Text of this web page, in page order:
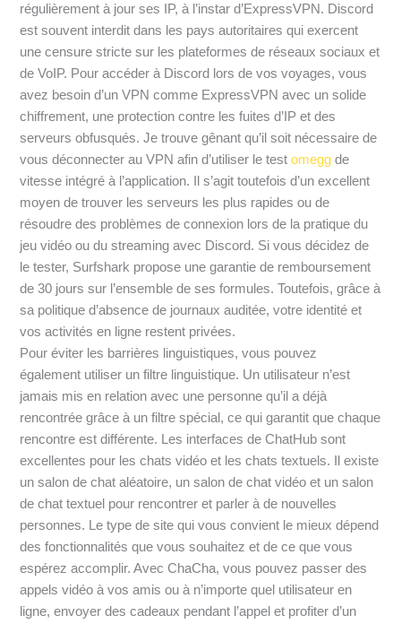
régulièrement à jour ses IP, à l’instar d’ExpressVPN. Discord
est souvent interdit dans les pays autoritaires qui exercent
une censure stricte sur les plateformes de réseaux sociaux et
de VoIP. Pour accéder à Discord lors de vos voyages, vous
avez besoin d’un VPN comme ExpressVPN avec un solide
chiffrement, une protection contre les fuites d’IP et des
serveurs obfusqués. Je trouve gênant qu’il soit nécessaire de
vous déconnecter au VPN afin d’utiliser le testomegg de
vitesse intégré à l’application. Il s’agit toutefois d’un excellent
moyen de trouver les serveurs les plus rapides ou de
résoudre des problèmes de connexion lors de la pratique du
jeu vidéo ou du streaming avec Discord. Si vous décidez de
le tester, Surfshark propose une garantie de remboursement
de 30 jours sur l’ensemble de ses formules. Toutefois, grâce à
sa politique d’absence de journaux auditée, votre identité et
vos activités en ligne restent privées.
Pour éviter les barrières linguistiques, vous pouvez
également utiliser un filtre linguistique. Un utilisateur n’est
jamais mis en relation avec une personne qu’il a déjà
rencontrée grâce à un filtre spécial, ce qui garantit que chaque
rencontre est différente. Les interfaces de ChatHub sont
excellentes pour les chats vidéo et les chats textuels. Il existe
un salon de chat aléatoire, un salon de chat vidéo et un salon
de chat textuel pour rencontrer et parler à de nouvelles
personnes. Le type de site qui vous convient le mieux dépend
des fonctionnalités que vous souhaitez et de ce que vous
espérez accomplir. Avec ChaCha, vous pouvez passer des
appels vidéo à vos amis ou à n’importe quel utilisateur en
ligne, envoyer des cadeaux pendant l’appel et profiter d’un